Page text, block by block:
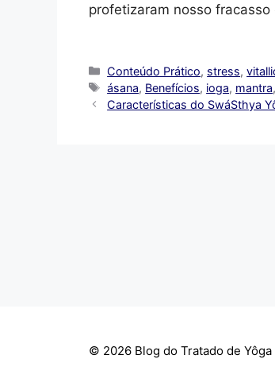
profetizaram nosso
Categorias
Conteúdo Prático, stress,
Tags
ásana, Benefícios, ioga, mantra,
Características do SwáSthya
© 2026 Blog do Tratado de Yôga